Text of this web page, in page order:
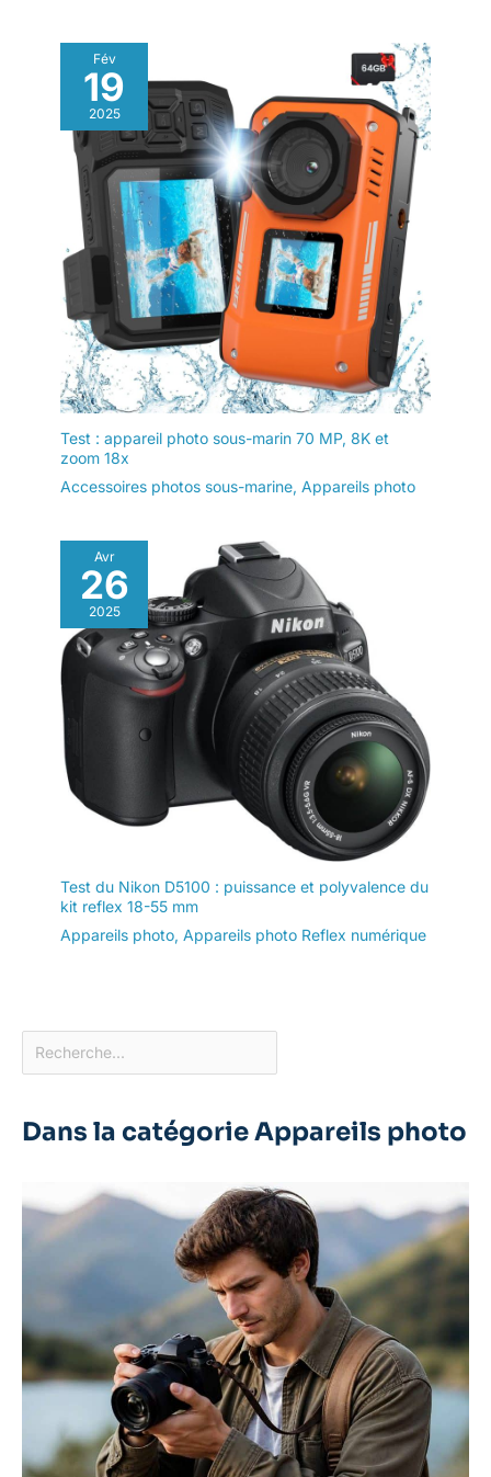
Fév
19
2025
Test : appareil photo sous-marin 70 MP, 8K et
zoom 18x
Accessoires photos sous-marine, Appareils photo
Avr
26
2025
Test du Nikon D5100 : puissance et polyvalence du
kit reflex 18-55 mm
Appareils photo, Appareils photo Reflex numérique
Dans la catégorie Appareils photo